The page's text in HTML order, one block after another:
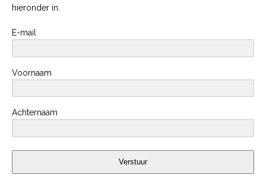
hieronder in.
E-mail
Voornaam
Achternaam
Verstuur